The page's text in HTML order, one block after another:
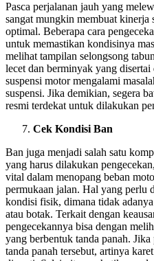
Pasca perjalanan jauh yang
sangat mungkin membuat
optimal. Beberapa cara
untuk memastikan kondisinya
melihat tampilan selongsong
lecet dan berminyak yang
suspensi motor mengalami
suspensi. Jika demikian, segera
resmi terdekat untuk dilakukan
Cek Kondisi Ban
Ban juga menjadi salah satu
yang harus dilakukan
vital dalam menopang beban
permukaan jalan. Hal yang perlu
kondisi fisik, dimana tidak
atau botak. Terkait dengan
pengecekannya bisa dengan
yang berbentuk tanda panah.
tanda panah tersebut, artinya